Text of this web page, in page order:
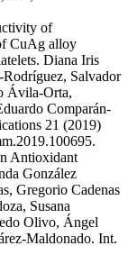
of
CuAg alloy
Diana Iris
Salvador
Ávila-Orta,
Comparán-
21 (2019)
Antioxidant
González
Gregorio Cadenas
Susana
Olivo, Ángel
Maldonado. Int.